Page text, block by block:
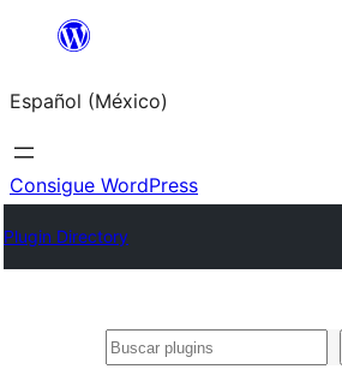
Saltar
contenido
Español (México)
Consigue WordPress
Plugin Directory
Buscar